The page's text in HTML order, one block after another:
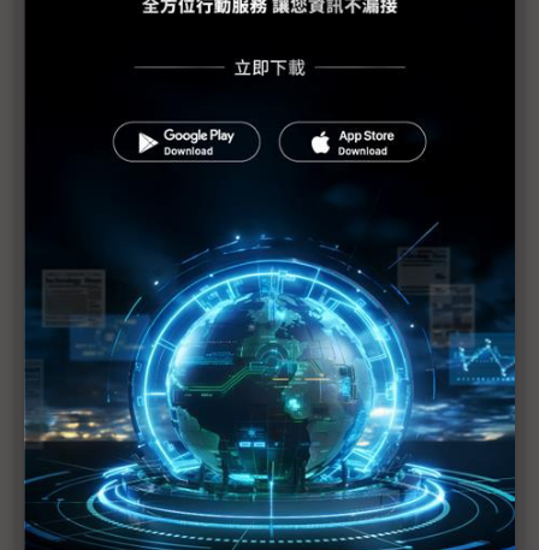
地震後兩週 日本車廠汽車產量較平常減少35%
日本首都圈煉油廠陸續復工 汽油缺貨狀態可望逐漸
矽晶圓、銅箔基板供貨中斷
日本東北重建計畫 將刺激當地經濟發展
強震震出隱憂 日本需要明確領導
宮城強震刺激 震醒日本失落十年
影響供料與否 日東玻纖紗廠1週內復工是關鍵
威剛：庫存超過1個月 韓、美貨源可支援
DRAM 南亞科：現貨客戶追價意願增高